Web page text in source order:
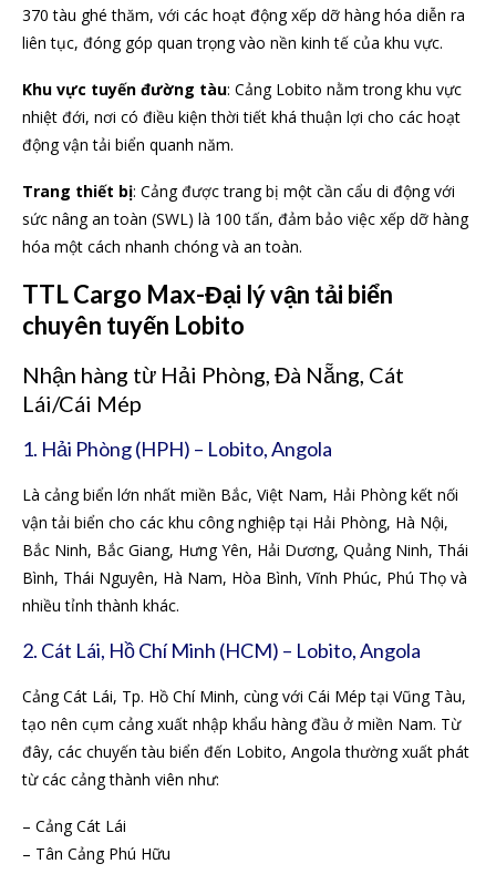
370 tàu ghé thăm, với các hoạt động xếp dỡ hàng hóa diễn ra
liên tục, đóng góp quan trọng vào nền kinh tế của khu vực.
Khu vực tuyến đường tàu: Cảng Lobito nằm trong khu vực
nhiệt đới, nơi có điều kiện thời tiết khá thuận lợi cho các hoạt
động vận tải biển quanh năm.
Trang thiết bị: Cảng được trang bị một cần cẩu di động với
sức nâng an toàn (SWL) là 100 tấn, đảm bảo việc xếp dỡ hàng
hóa một cách nhanh chóng và an toàn.
TTL Cargo Max-Đại lý vận tải biển
chuyên tuyến Lobito
Nhận hàng từ Hải Phòng, Đà Nẵng, Cát
Lái/Cái Mép
1. Hải Phòng (HPH) – Lobito, Angola
Là cảng biển lớn nhất miền Bắc, Việt Nam, Hải Phòng kết nối
vận tải biển cho các khu công nghiệp tại Hải Phòng, Hà Nội,
Bắc Ninh, Bắc Giang, Hưng Yên, Hải Dương, Quảng Ninh, Thái
Bình, Thái Nguyên, Hà Nam, Hòa Bình, Vĩnh Phúc, Phú Thọ và
nhiều tỉnh thành khác.
2. Cát Lái, Hồ Chí Minh (HCM) – Lobito, Angola
Cảng Cát Lái, Tp. Hồ Chí Minh, cùng với Cái Mép tại Vũng Tàu,
tạo nên cụm cảng xuất nhập khẩu hàng đầu ở miền Nam. Từ
đây, các chuyến tàu biển đến Lobito, Angola thường xuất phát
từ các cảng thành viên như:
– Cảng Cát Lái
– Tân Cảng Phú Hữu